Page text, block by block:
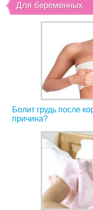
Для беременных
Болит грудь после
причина?